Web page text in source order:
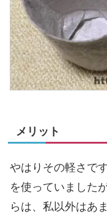
メリット
やはりその軽さで
を使っていました
らは、私以外はあ